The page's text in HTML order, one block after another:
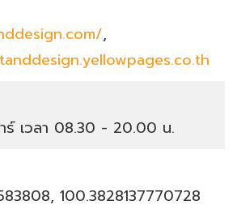
,
ร์ เวลา 08.30 - 20.00 น.
100.3828137770728